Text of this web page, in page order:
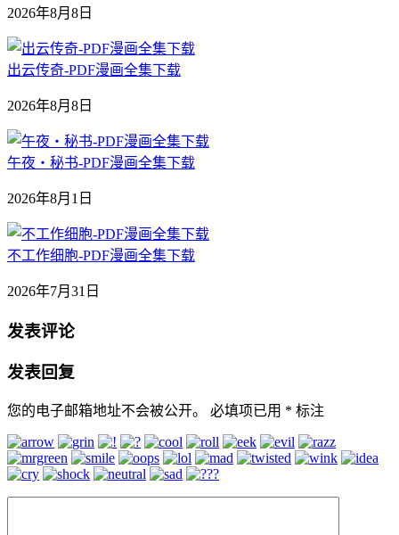
2026年8月8日
出云传奇-PDF漫画全集下载
2026年8月8日
午夜‧秘书-PDF漫画全集下载
2026年8月1日
不工作细胞-PDF漫画全集下载
2026年7月31日
发表评论
发表回复
您的电子邮箱地址不会被公开。 必填项已用 * 标注